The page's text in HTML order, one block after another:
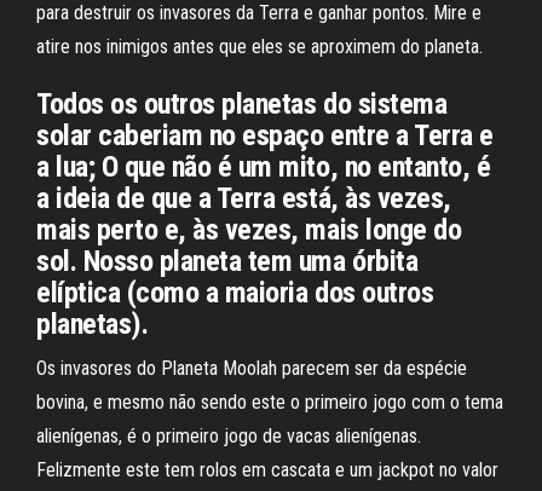
para destruir os invasores da Terra e ganhar pontos. Mire e
atire nos inimigos antes que eles se aproximem do planeta.
Todos os outros planetas do sistema
solar caberiam no espaço entre a Terra e
a lua; O que não é um mito, no entanto, é
a ideia de que a Terra está, às vezes,
mais perto e, às vezes, mais longe do
sol. Nosso planeta tem uma órbita
elíptica (como a maioria dos outros
planetas).
Os invasores do Planeta Moolah parecem ser da espécie
bovina, e mesmo não sendo este o primeiro jogo com o tema
alienígenas, é o primeiro jogo de vacas alienígenas.
Felizmente este tem rolos em cascata e um jackpot no valor